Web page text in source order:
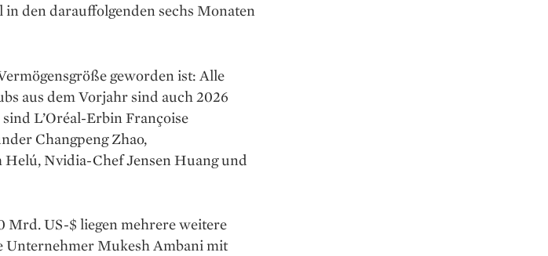
den darauffolgenden sechs Monaten
geworden ist: Alle
aus dem Vorjahr sind auch 2026
L’Oréal-Erbin Françoise
Changpeng Zhao,
Nvidia-Chef Jensen Huang und
Mrd. US-$ liegen mehrere weitere
Mukesh Ambani mit